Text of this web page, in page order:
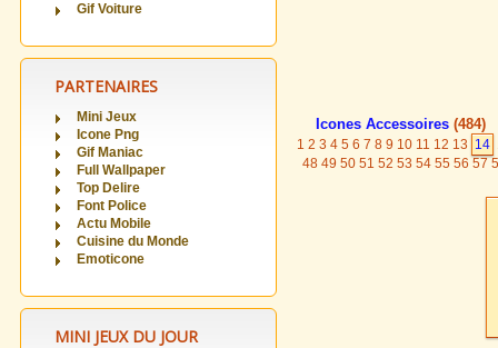
Gif Voiture
PARTENAIRES
Mini Jeux
Icone Png
Gif Maniac
Full Wallpaper
Top Delire
Font Police
Actu Mobile
Cuisine du Monde
Emoticone
MINI JEUX DU JOUR
Icones Accessoires (484)
1 2 3 4 5 6 7 8 9 10 11 12 13 14
48 49 50 51 52 53 54 55 56 57